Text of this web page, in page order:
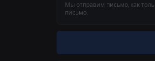
Мы отправим письмо, как
письмо.